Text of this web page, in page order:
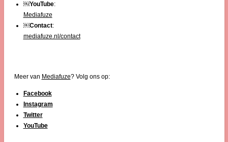
￼YouTube:
Mediafuze
￼Contact:
mediafuze.nl/contact
Meer van Mediafuze? Volg ons op:
Facebook
Instagram
Twitter
YouTube